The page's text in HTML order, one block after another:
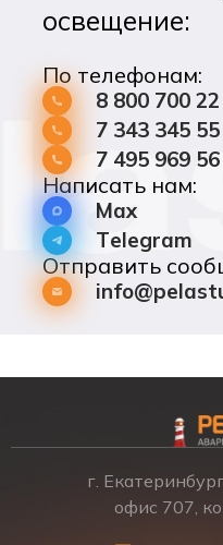
освещение:
По телефонам:
8 800 700
7 343 345
7 495 969
Написать нам:
Max
Telegram
Отправить
г.
офис 707,